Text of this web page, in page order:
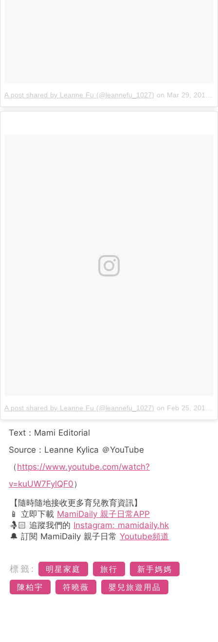
A post shared by Leanne Fu (@leannefu_1027) on Mar 29, 2019 at 12:03am PDT
A post shared by Leanne Fu (@leannefu_1027) on Feb 25, 2019 at 3:31am PST
Text：Mami Editorial
Source：Leanne Kylica ＠YouTube
（https://www.youtube.com/watch?
v=kuUW7FylQF0）
【隨時隨地接收更多育兒教育資訊】
📱 立即下載 MamiDaily 親子日常APP
🤱🏻 追蹤我們的 Instagram: mamidaily.hk
🔔 訂閱 MamiDaily 親子日常 Youtube頻道
標籤: 明星家庭 旅行
新手媽媽
陳柏宇
符曉薇 嬰兒旅遊用品